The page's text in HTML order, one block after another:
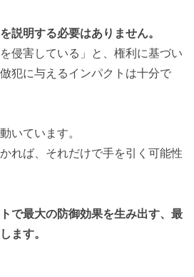
説明する必要はありません。
侵害している」と、権利に基づい
犯に与えるインパクトは十分で
いています。
れば、それだけで手を引く可能性
で最大の防御効果を生み出す、最
ます。